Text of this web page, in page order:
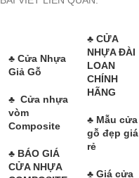
♣ Cửa Nhựa
Giả Gỗ
♣ Cửa nhựa
vòm
Composite
♣ BÁO GIÁ
CỬA NHỰA
♣ CỬA
NHỰA ĐÀI
LOAN
CHÍNH
HÃNG
♣ Mẫu cửa
gỗ đẹp giá
rẻ
♣ Giá cửa